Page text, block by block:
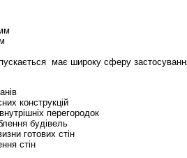
має широку сферу
конструкцій
перегородок
будівель
готових стін
стін